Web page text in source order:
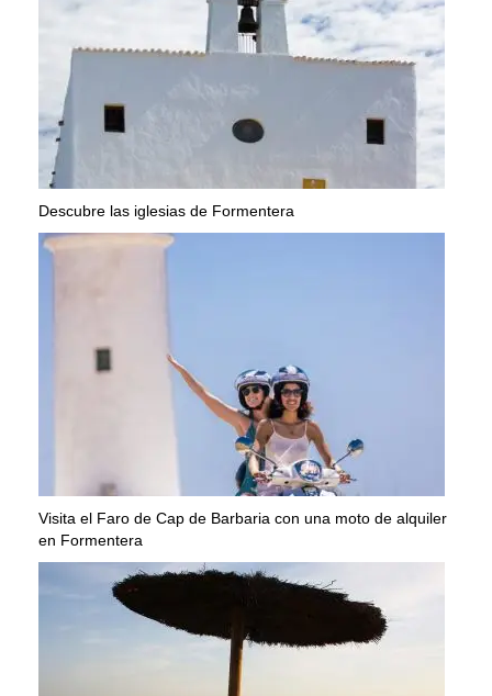
Descubre las iglesias de Formentera
Visita el Faro de Cap de Barbaria con una moto de alquiler
en Formentera